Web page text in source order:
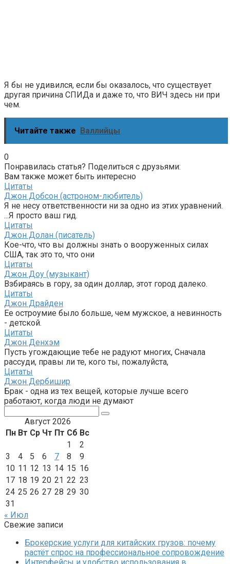
Я бы не удивился, если бы оказалось, что существует
другая причина СПИДа и даже то, что ВИЧ здесь ни при
чем.
Читайте также Валлийцы
0
Понравилась статья? Поделиться с друзьями:
Вам также может быть интересно
Цитаты
Джон Добсон (астроном-любитель)
Я не несу ответственности ни за одно из этих уравнений.
...Я просто ваш гид.
Цитаты
Джон Долан (писатель)
Кое-что, что вы должны знать о вооруженных силах
США, так это то, что они
Цитаты
Джон Доу (музыкант)
Взбираясь в гору, за один доллар, этот город далеко.
Цитаты
Джон Драйден
Ее остроумие было больше, чем мужское, а невинность
- детской.
Цитаты
Джон Денхэм
Пусть угождающие тебе не радуют многих, Сначала
рассуди, правы ли те, кого ты, пожалуйста,
Цитаты
Джон Дербишир
Брак - одна из тех вещей, которые лучше всего
работают, когда люди не думают
Август 2026
Пн Вт Ср Чт Пт Сб Вс
1
2
3
4 5 6 7 8
9
10 11 12 13 14 15 16
17 18 19 20 21 22 23
24 25 26 27 28 29 30
31
« Июл
Свежие записи
Брокерские услуги для китайских грузов: почему
растёт спрос на профессиональное сопровождение